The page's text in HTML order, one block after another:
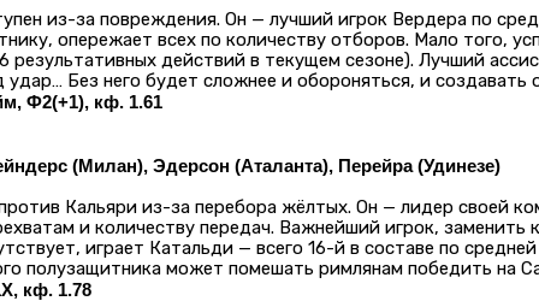
из-за повреждения. Он — лучший игрок Вердера по
опережает всех по количеству отборов. Мало того,
результативных действий в текущем сезоне). Лучший
удар… Без него будет сложнее и обороняться, и создавать
Ф2(+1), кф. 1.61
(Милан), Эдерсон (Аталанта), Перейра (Удинезе)
Кальяри из-за перебора жёлтых. Он — лидер своей
и количеству передач. Важнейший игрок, заменить
играет Катальди — всего 16-й в составе по
полузащитника может помешать римлянам победить на
кф. 1.78